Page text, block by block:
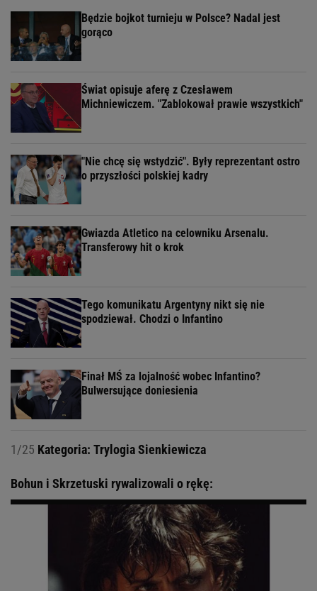
Będzie bojkot turnieju w Polsce? Nadal jest
gorąco
Świat opisuje aferę z Czesławem
Michniewiczem. "Zablokował prawie wszystkich"
"Nie chcę się wstydzić". Były reprezentant ostro
o przyszłości polskiej kadry
Gwiazda Atletico na celowniku Arsenalu.
Transferowy hit o krok
Tego komunikatu Argentyny nikt się nie
spodziewał. Chodzi o Infantino
Finał MŚ za lojalność wobec Infantino?
Bulwersujące doniesienia
1/25 Kategoria: Trylogia Sienkiewicza
Bohun i Skrzetuski rywalizowali o rękę: